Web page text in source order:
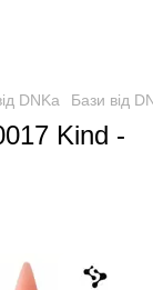
DNKa Бази від
Kind -